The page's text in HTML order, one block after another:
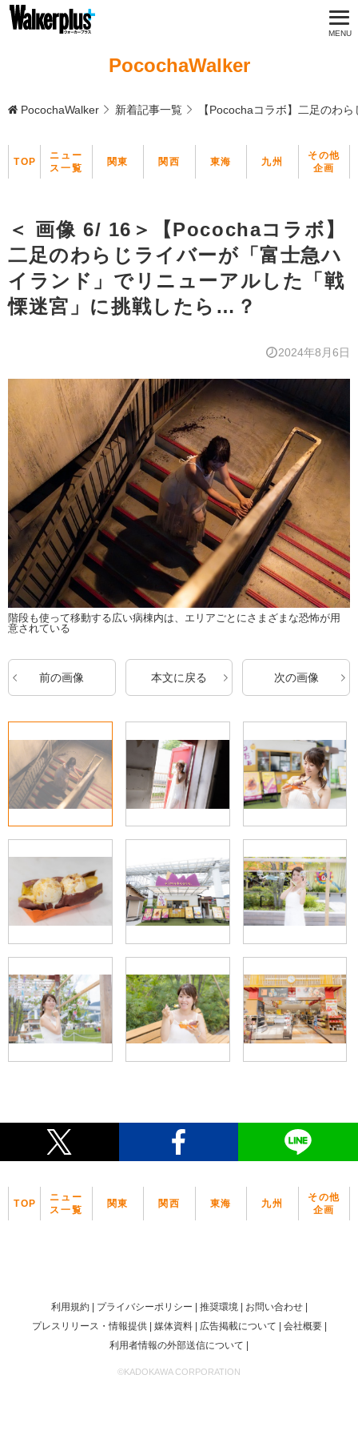
PocochaWalker
PocochaWalker 新着記事一覧 【Pocochaコラボ】二足のわ
TOP
ニュー
ス一覧
関東 関西 東海 九州
その他
企画
＜ 画像 6/ 16＞【Pocochaコラボ】
二足のわらじライバーが「富士急ハ
イランド」でリニューアルした「戦
慄迷宮」に挑戦したら…？
2024年8月6日
階段も使って移動する広い病棟内は、エリアごとにさまざまな恐怖が用
意されている
前の画像 本文に戻る 次の画像
TOP
ニュー
ス一覧
関東 関西 東海 九州
その他
企画
利用規約 プライバシーポリシー 推奨環境
お問い合わせ
プレスリリース・情報提供
媒体資料 広告掲載について
会社概要
利用者情報の外部送信について
©KADOKAWA CORPORATION